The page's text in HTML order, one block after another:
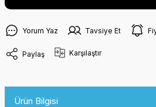
Yorum Yaz Tavsiye Et
Paylaş Karşılaştır
Ürün Bilgisi